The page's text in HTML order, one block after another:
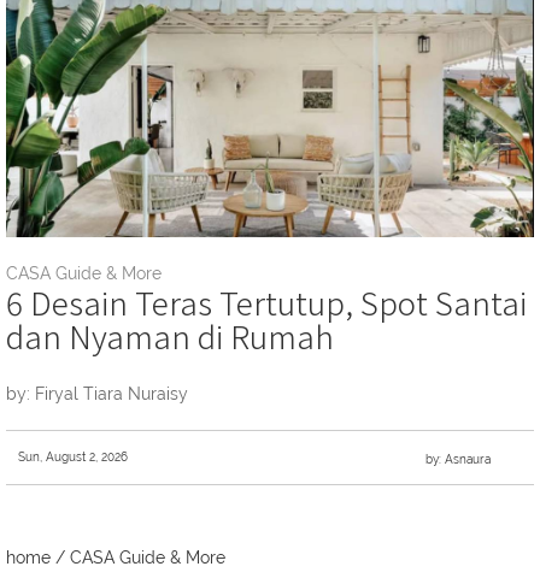
CASA Guide & More
6 Desain Teras Tertutup, Spot Santai
dan Nyaman di Rumah
by: Firyal Tiara Nuraisy
Sun, August 2, 2026 by: Asnaura
home / CASA Guide & More